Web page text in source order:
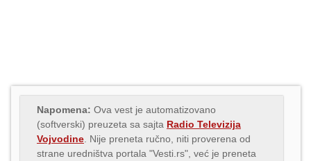
Napomena: Ova vest je automatizovano
(softverski) preuzeta sa sajta Radio Televizija
Vojvodine . Nije preneta ručno, niti proverena od
strane uredništva portala "Vesti.rs", već je preneta